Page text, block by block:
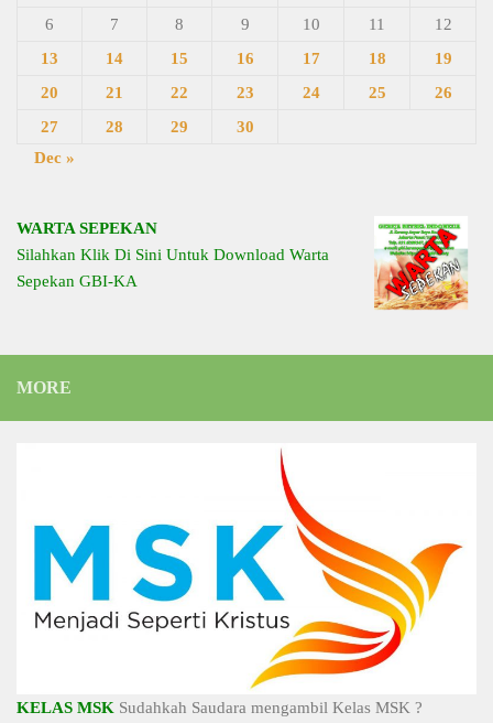
6
7 8 9 10 11
12
13
14 15 16 17 18
19
20
21 22 23 24 25
26
27
28 29
30
Dec »
WARTA SEPEKAN
Silahkan Klik Di Sini Untuk Download Warta
Sepekan GBI-KA
MORE
KELAS MSK Sudahkah Saudara mengambil Kelas MSK ?